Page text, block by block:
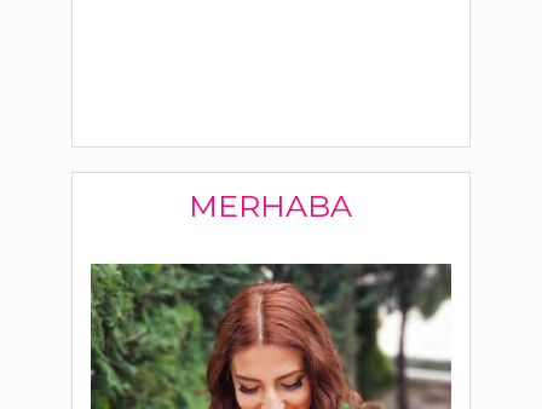
MERHABA